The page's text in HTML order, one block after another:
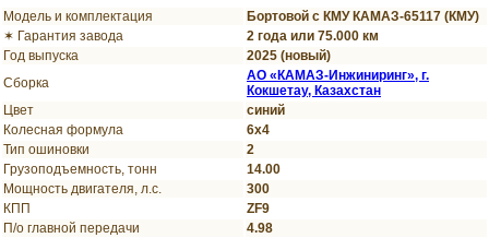
Модель и комплектация
Бортовой с КМУ КАМАЗ-65117 (КМУ)
✶ Гарантия завода
2 года или 75.000 км
Год выпуска
2025 (новый)
Сборка
АО «КАМАЗ-Инжиниринг», г.
Кокшетау, Казахстан
Цвет
синий
Колесная формула
6х4
Тип ошиновки
2
Грузоподъемность, тонн
14.00
Мощность двигателя, л.с.
300
КПП
ZF9
П/о главной передачи
4.98